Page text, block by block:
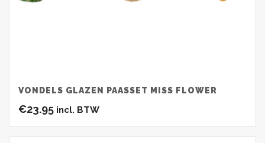
VONDELS GLAZEN PAASSET MISS FLOWER
€23.95 incl. BTW